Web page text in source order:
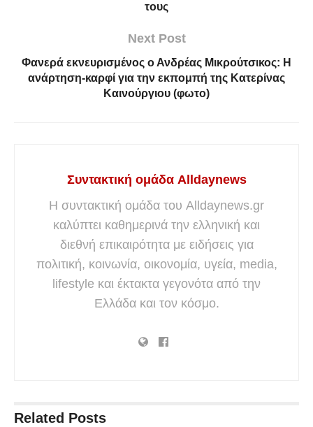
τους
Next Post
Φανερά εκνευρισμένος ο Ανδρέας Μικρούτσικος: Η
ανάρτηση-καρφί για την εκπομπή της Κατερίνας
Καινούργιου (φωτο)
Συντακτική ομάδα Alldaynews
Η συντακτική ομάδα του Alldaynews.gr
καλύπτει καθημερινά την ελληνική και
διεθνή επικαιρότητα με ειδήσεις για
πολιτική, κοινωνία, οικονομία, υγεία, media,
lifestyle και έκτακτα γεγονότα από την
Ελλάδα και τον κόσμο.
Related Posts